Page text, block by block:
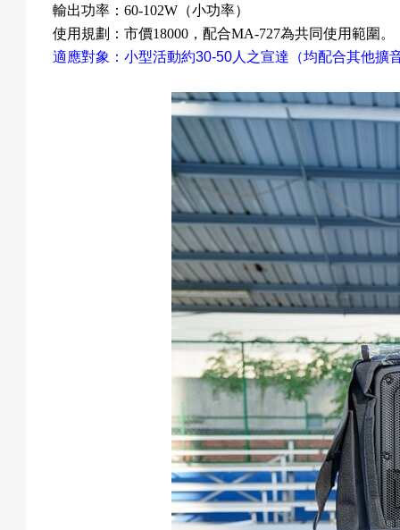
擇
輸出功率：60-102W （小功率）
使用規劃：市價18000 ，配合MA-727為共同使用範圍。
適應對象：小型活動約30-50人之宣達（均配合其他擴